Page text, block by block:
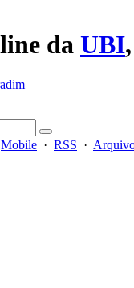
da UBI
Mobile · RSS ·